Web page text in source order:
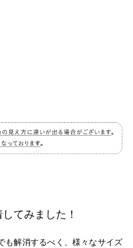
てみました！
も解消するべく、様々なサイズ